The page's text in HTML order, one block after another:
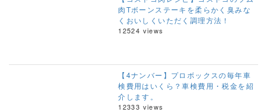
肉Tボーンステーキを柔らかく臭みな
くおいしくいただく調理方法！
12524 views
【4ナンバー】プロボックスの毎年車
検費用はいくら？車検費用・税金を紹
介します。
12333 views